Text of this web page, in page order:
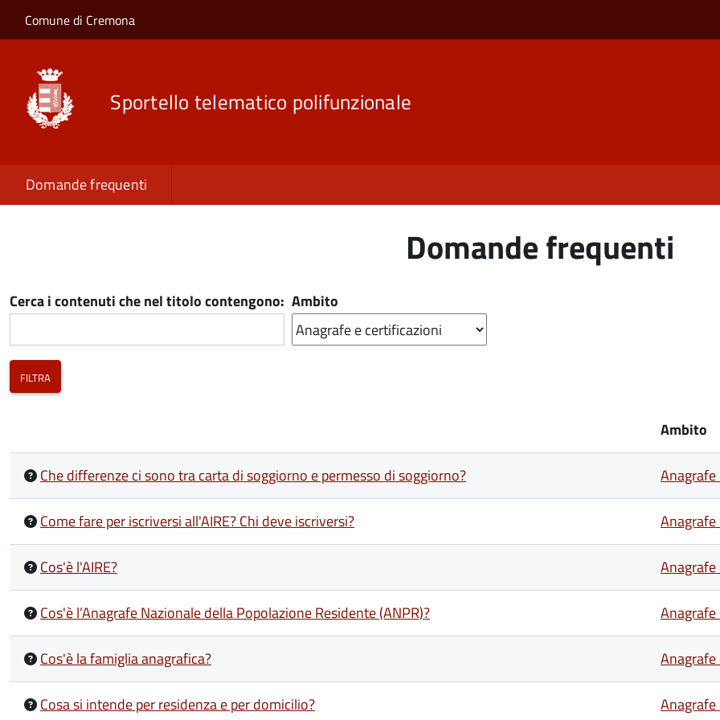
Salta al contenuto principale
Skip to site navigation
Comune di Cremona
Sportello telematico polifunzionale
Domande frequenti
Domande frequenti
Cerca i contenuti che nel titolo contengono: Ambito
Ambito
Che differenze ci sono tra carta di soggiorno e permesso di soggiorno?
Come fare per iscriversi all'AIRE? Chi deve iscriversi?
Cos'è l'AIRE?
Cos'è l’Anagrafe Nazionale della Popolazione Residente (ANPR)?
Cos'è la famiglia anagrafica?
Cosa si intende per residenza e per domicilio?